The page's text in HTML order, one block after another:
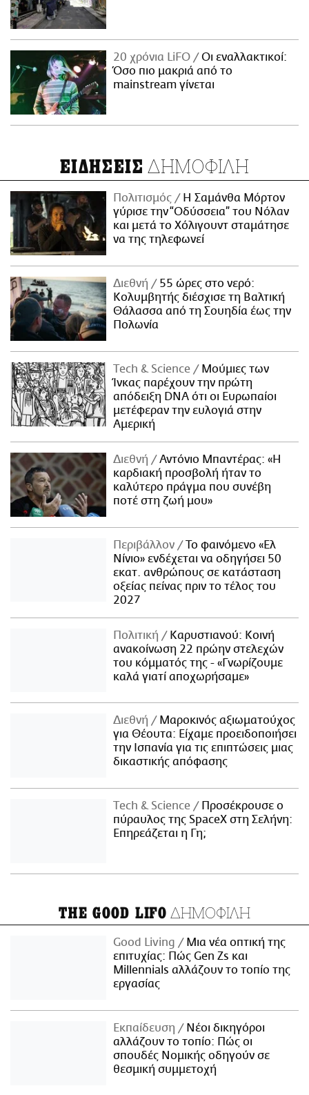
20 χρόνια LiFO
Οι εναλλακτικοί:
Όσο πιο μακριά από το
mainstream γίνεται
ΕΙΔΗΣΕΙΣ ΔΗΜΟΦΙΛΗ
Πολιτισμός
Η Σαμάνθα Μόρτον
γύρισε την “Οδύσσεια” του Νόλαν
και μετά το Χόλιγουντ σταμάτησε
να της τηλεφωνεί
Διεθνή
55 ώρες στο νερό:
Κολυμβητής διέσχισε τη Βαλτική
Θάλασσα από τη Σουηδία έως την
Πολωνία
Τech & Science
Μούμιες των
Ίνκας παρέχουν την πρώτη
απόδειξη DNA ότι οι Ευρωπαίοι
μετέφεραν την ευλογιά στην
Αμερική
Διεθνή
Αντόνιο Μπαντέρας: «Η
καρδιακή προσβολή ήταν το
καλύτερο πράγμα που συνέβη
ποτέ στη ζωή μου»
Περιβάλλον
Το φαινόμενο «Ελ
Νίνιο» ενδέχεται να οδηγήσει 50
εκατ. ανθρώπους σε κατάσταση
οξείας πείνας πριν το τέλος του
2027
Πολιτική
Καρυστιανού: Κοινή
ανακοίνωση 22 πρώην στελεχών
του κόμματός της - «Γνωρίζουμε
καλά γιατί αποχωρήσαμε»
Διεθνή
Μαροκινός αξιωματούχος
για Θέουτα: Είχαμε προειδοποιήσει
την Ισπανία για τις επιπτώσεις μιας
δικαστικής απόφασης
Τech & Science
Προσέκρουσε ο
πύραυλος της SpaceX στη Σελήνη:
Επηρεάζεται η Γη;
THE GOOD LIFO ΔΗΜΟΦΙΛΗ
Good Living
Μια νέα οπτική της
επιτυχίας: Πώς Gen Zs και
Millennials αλλάζουν το τοπίο της
εργασίας
Εκπαίδευση
Νέοι δικηγόροι
αλλάζουν το τοπίο: Πώς οι
σπουδές Νομικής οδηγούν σε
θεσμική συμμετοχή